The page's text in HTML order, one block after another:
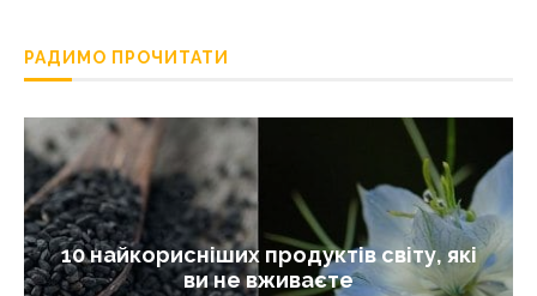
РАДИМО ПРОЧИТАТИ
10 найкорисніших продуктів світу, які
ви не вживаєте